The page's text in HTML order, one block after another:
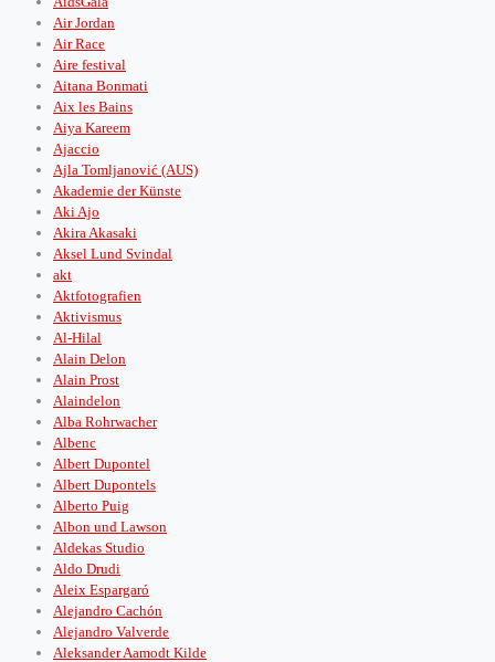
Air Jordan
Air Race
Aire festival
Aitana Bonmati
Aix les Bains
Aiya Kareem
Ajaccio
Ajla Tomljanović (AUS)
Akademie der Künste
Aki Ajo
Akira Akasaki
Aksel Lund Svindal
akt
Aktfotografien
Aktivismus
Al-Hilal
Alain Delon
Alain Prost
Alaindelon
Alba Rohrwacher
Albenc
Albert Dupontel
Albert Dupontels
Alberto Puig
Albon und Lawson
Aldekas Studio
Aldo Drudi
Aleix Espargaró
Alejandro Cachón
Alejandro Valverde
Aleksander Aamodt Kilde